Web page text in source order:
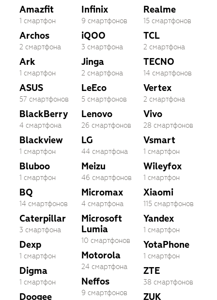
Amazfit
1 смартфон
Archos
2 смартфона
Ark
1 смартфон
ASUS
57 смартфонов
BlackBerry
4 смартфона
Blackview
1 смартфон
Bluboo
1 смартфон
BQ
14 смартфонов
Caterpillar
3 смартфона
Dexp
1 смартфон
Digma
1 смартфон
Doogee
Infinix
9 смартфонов
iQOO
3 смартфона
Jinga
2 смартфона
LeEco
5 смартфонов
Lenovo
26 смартфонов
LG
44 смартфона
Meizu
46 смартфонов
Micromax
4 смартфона
Microsoft
Lumia
10 смартфонов
Motorola
24 смартфона
Neffos
9 смартфонов
Realme
15 смартфонов
TCL
2 смартфона
TECNO
14 смартфонов
Vertex
2 смартфона
Vivo
28 смартфонов
Vsmart
1 смартфон
Wileyfox
1 смартфон
Xiaomi
115 смартфонов
Yandex
1 смартфон
YotaPhone
1 смартфон
ZTE
38 смартфонов
ZUK